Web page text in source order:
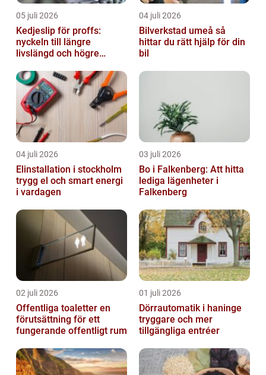
05 juli 2026
Kedjeslip för proffs:
nyckeln till längre
livslängd och högre
04 juli 2026
Bilverkstad umeå så
hittar du rätt hjälp för din
bil
04 juli 2026
Elinstallation i stockholm
trygg el och smart energi
i vardagen
03 juli 2026
Bo i Falkenberg: Att hitta
lediga lägenheter i
Falkenberg
02 juli 2026
Offentliga toaletter en
förutsättning för ett
fungerande offentligt rum
01 juli 2026
Dörrautomatik i haninge
tryggare och mer
tillgängliga entréer